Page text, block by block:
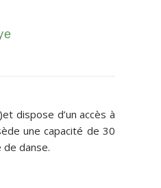
dispose d’un accès à
une capacité de 30
de danse.